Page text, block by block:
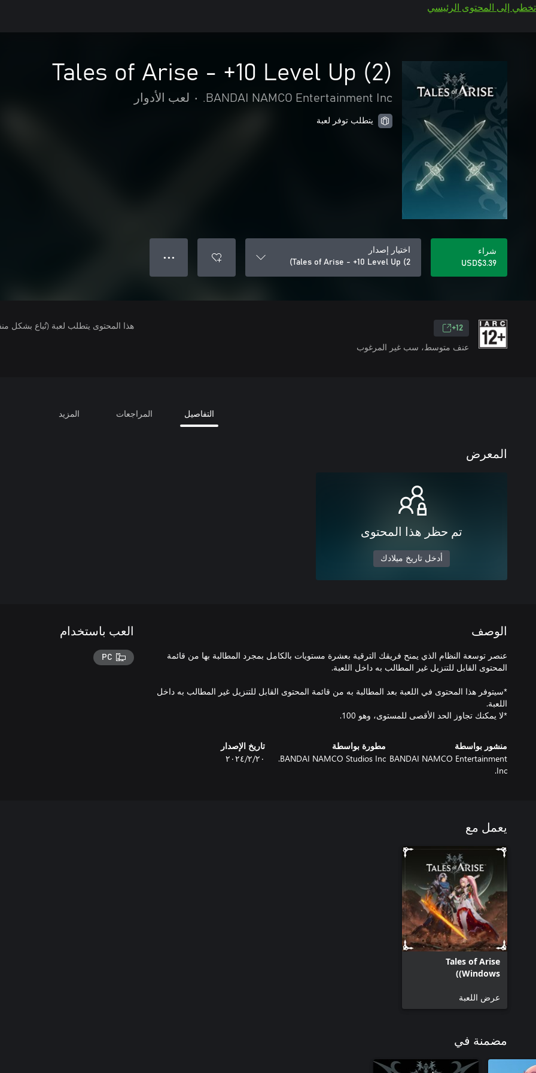
تخطي إلى المحتوى الرئيسي
Tales of Arise - +10 Level Up (2)
BANDAI NAMCO Entertainment Inc.
• لعب الأدوار
يتطلب توفر لعبة
شراء
USD$3.39
اختيار إصدار
Tales of Arise - +10 Level Up (2)
● ● ●
12+
عنف متوسط، سب غير المرغوب
هذا المحتوى يتطلب لعبة (تُباع بشكل
التفاصيل المراجعات المزيد
المعرض
تم حظر هذا المحتوى
أدخل تاريخ ميلادك
الوصف
عنصر توسعة النظام الذي يمنح فريقك الترقية بعشرة مستويات بالكامل بمجرد المطالبة بها من قائمة
*سيتوفر هذا المحتوى في اللعبة بعد المطالبة به من قائمة المحتوى القابل للتنزيل غير المطالب به داخل
*لا يمكنك تجاوز الحد الأقصى للمستوى، وهو 100.
منشور بواسطة
BANDAI NAMCO Entertainment
Inc.
مطورة بواسطة
BANDAI NAMCO Studios Inc.
تاريخ الإصدار
٢٠‏/٢‏/٢٠٢٤
العب باستخدام
PC
يعمل مع
Tales of Arise
(Windows)
عرض اللعبة
مضمنة في